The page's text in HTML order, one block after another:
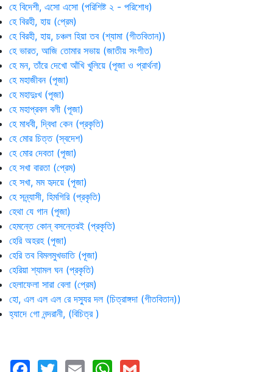
হে বিদেশী, এসো এসো (পরিশিষ্ট ২ - পরিশোধ)
হে বিরহী, হায় (প্রেম)
হে বিরহী, হায়, চঞ্চল হিয়া তব (শ্যামা (গীতবিতান))
হে ভারত, আজি তোমার সভায় (জাতীয় সংগীত)
হে মন, তাঁরে দেখো আঁখি খুলিয়ে (পূজা ও প্রার্থনা)
হে মহাজীবন (পূজা)
হে মহাদুঃখ (পূজা)
হে মহাপ্রবল বলী (পূজা)
হে মাধবী, দ্বিধা কেন (প্রকৃতি)
হে মোর চিত্ত (স্বদেশ)
হে মোর দেবতা (পূজা)
হে সখা বারতা (প্রেম)
হে সখা, মম হৃদয়ে (পূজা)
হে সন্ন্যাসী, হিমগিরি (প্রকৃতি)
হেথা যে গান (পূজা)
হেমন্তে কোন্ বসন্তেরই (প্রকৃতি)
হেরি অহরহ (পূজা)
হেরি তব বিমলমুখভাতি (পূজা)
হেরিয়া শ্যামল ঘন (প্রকৃতি)
হেলাফেলা সারা বেলা (প্রেম)
হো, এল এল এল রে দস্যুর দল (চিত্রাঙ্গদা (গীতবিতান))
হ্যাদে গো নন্দরানী, (বিচিত্র )